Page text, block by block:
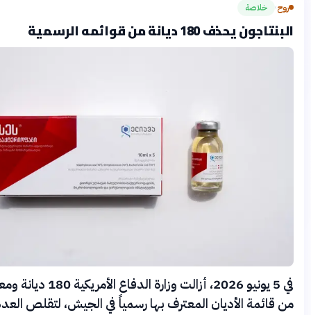
180 ديانة من قوائمه الرسمية
في 5 يونيو 2026، أزالت وزارة الدفاع الأمريكية 180 ديانة ومعتقداً
الأديان المعترف بها رسمياً في الجيش، لتقلص العدد من